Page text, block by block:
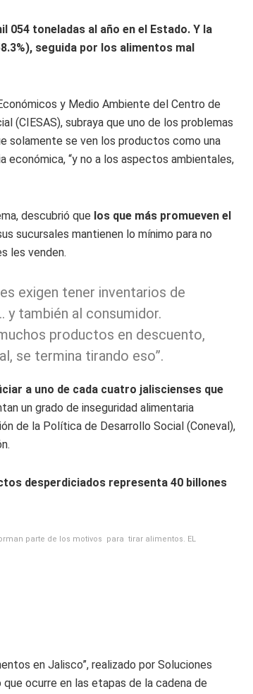
054 toneladas al año en el Estado. Y la
seguida por los alimentos mal
y Medio Ambiente del Centro de
(CIESAS), subraya que uno de los problemas
solamente se ven los productos como una
económica, “y no a los aspectos ambientales,
descubrió que los que más promueven el
sucursales mantienen lo mínimo para no
les venden.
exigen tener inventarios de
y también al consumidor.
productos en descuento,
se termina tirando eso”.
a uno de cada cuatro jaliscienses que
un grado de inseguridad alimentaria
de la Política de Desarrollo Social (Coneval),
desperdiciados representa 40 billones
parte de los motivos para tirar alimentos. EL
en Jalisco”, realizado por Soluciones
ocurre en las etapas de la cadena de